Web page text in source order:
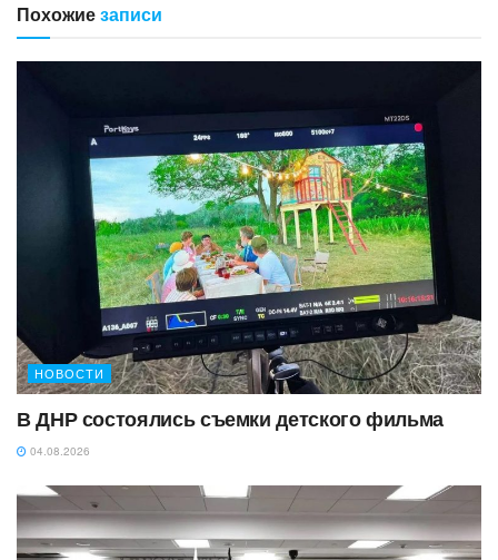
Похожиезаписи
НОВОСТИ
В ДНР состоялись съемки детского фильма
04.08.2026